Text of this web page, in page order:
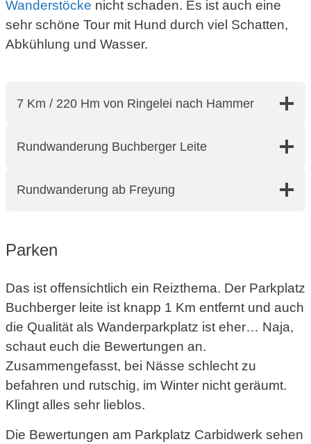
Wanderstöcke nicht schaden. Es ist auch eine
sehr schöne Tour mit Hund durch viel Schatten,
Abkühlung und Wasser.
7 Km / 220 Hm von Ringelei nach Hammer
Rundwanderung Buchberger Leite
Rundwanderung ab Freyung
Parken
Das ist offensichtlich ein Reizthema. Der Parkplatz
Buchberger leite ist knapp 1 Km entfernt und auch
die Qualität als Wanderparkplatz ist eher… Naja,
schaut euch die Bewertungen an.
Zusammengefasst, bei Nässe schlecht zu
befahren und rutschig, im Winter nicht geräumt.
Klingt alles sehr lieblos.
Die Bewertungen am Parkplatz Carbidwerk sehen